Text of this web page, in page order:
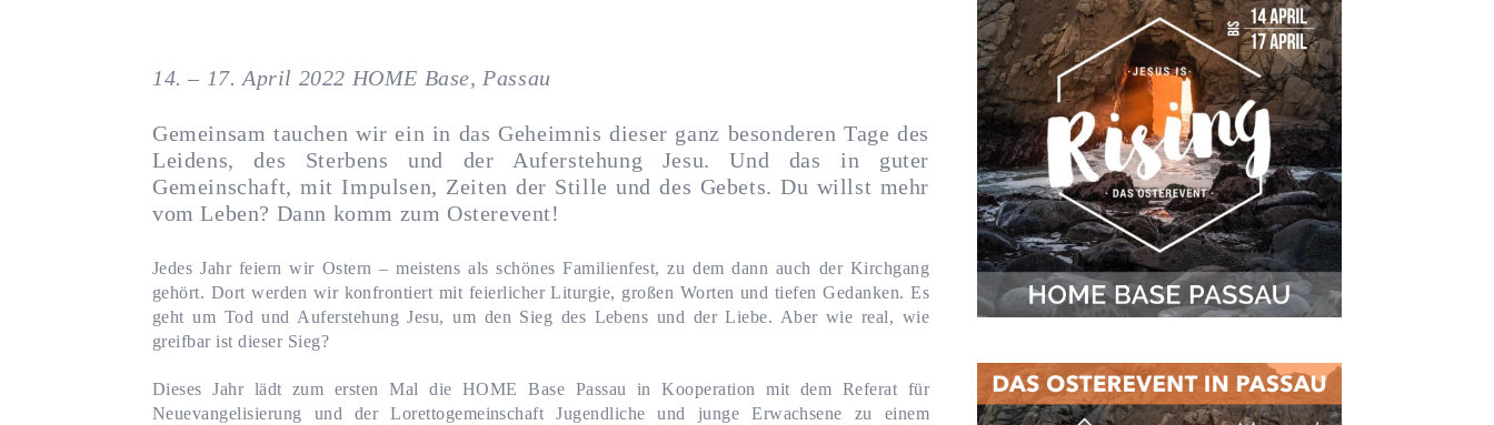
14. – 17. April 2022 HOME Base, Passau
Gemeinsam tauchen wir ein in das Geheimnis dieser ganz besonderen Tage des
Leidens, des Sterbens und der Auferstehung Jesu. Und das in guter
Gemeinschaft, mit Impulsen, Zeiten der Stille und des Gebets. Du willst mehr
vom Leben? Dann komm zum Osterevent!
Jedes Jahr feiern wir Ostern – meistens als schönes Familienfest, zu dem dann auch der Kirchgang
gehört. Dort werden wir konfrontiert mit feierlicher Liturgie, großen Worten und tiefen Gedanken. Es
geht um Tod und Auferstehung Jesu, um den Sieg des Lebens und der Liebe. Aber wie real, wie
greifbar ist dieser Sieg?
Dieses Jahr lädt zum ersten Mal die HOME Base Passau in Kooperation mit dem Referat für
Neuevangelisierung und der Lorettogemeinschaft Jugendliche und junge Erwachsene zu einem